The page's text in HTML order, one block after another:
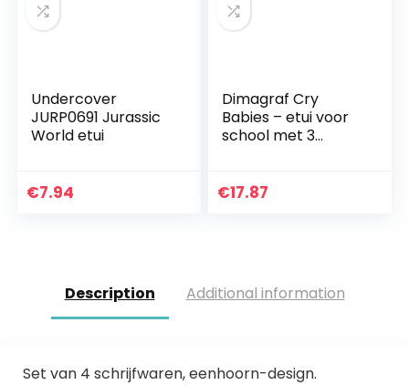
Undercover
JURP0691 Jurassic
World etui
€7.94
Dimagraf Cry
Babies – etui voor
school met 3
Tina – compleet
€17.87
Description Additional information
Set van 4 schrijfwaren, eenhoorn-design.